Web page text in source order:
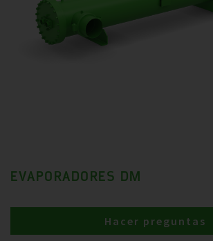
EVAPORADORES DM
Hacer preguntas